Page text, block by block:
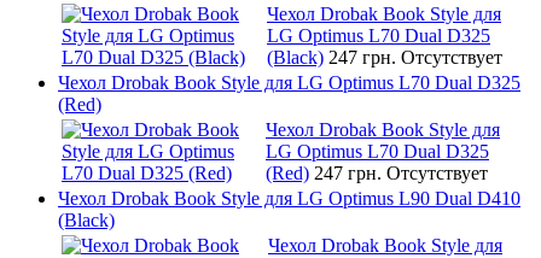
Чехол Drobak Book Style для
LG Optimus L70 Dual D325
(Black) 247 грн. Отсутствует
Чехол Drobak Book Style для LG Optimus L70 Dual D325
(Red)
Чехол Drobak Book Style для
LG Optimus L70 Dual D325
(Red) 247 грн. Отсутствует
Чехол Drobak Book Style для LG Optimus L90 Dual D410
(Black)
Чехол Drobak Book Style для